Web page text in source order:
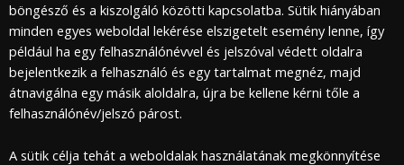
böngésző és a kiszolgáló közötti kapcsolatba. Sütik hiányában
minden egyes weboldal lekérése elszigetelt esemény lenne, így
például ha egy felhasználónévvel és jelszóval védett oldalra
bejelentkezik a felhasználó és egy tartalmat megnéz, majd
átnavigálna egy másik aloldalra, újra be kellene kérni tőle a
felhasználónév/jelszó párost.
A sütik célja tehát a weboldalak használatának megkönnyítése